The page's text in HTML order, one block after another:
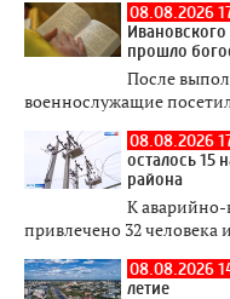
08.08.2026
прошло
После
военнослужащие
08.08.2026
осталось 15
района
К аварийно-
привлечено 32 человека
08.08.2026
летие